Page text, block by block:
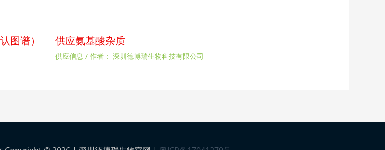
图谱） 供应氨基酸杂质
供应信息 / 作者： 深圳德博瑞生物科技有限公司